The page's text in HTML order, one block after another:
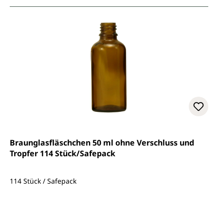
Braunglasfläschchen 50 ml ohne Verschluss und
Tropfer 114 Stück/Safepack
114 Stück / Safepack